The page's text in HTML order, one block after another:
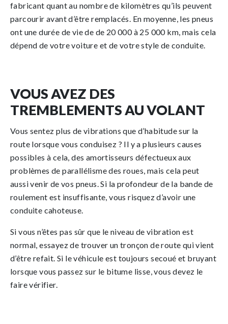
fabricant quant au nombre de kilomètres qu’ils peuvent
parcourir avant d’être remplacés. En moyenne, les pneus
ont une durée de vie de de 20 000 à 25 000 km, mais cela
dépend de votre voiture et de votre style de conduite.
VOUS AVEZ DES
TREMBLEMENTS AU VOLANT
Vous sentez plus de vibrations que d’habitude sur la
route lorsque vous conduisez ? Il y a plusieurs causes
possibles à cela, des amortisseurs défectueux aux
problèmes de parallélisme des roues, mais cela peut
aussi venir de vos pneus. Si la profondeur de la bande de
roulement est insuffisante, vous risquez d’avoir une
conduite cahoteuse.
Si vous n’êtes pas sûr que le niveau de vibration est
normal, essayez de trouver un tronçon de route qui vient
d’être refait. Si le véhicule est toujours secoué et bruyant
lorsque vous passez sur le bitume lisse, vous devez le
faire vérifier.